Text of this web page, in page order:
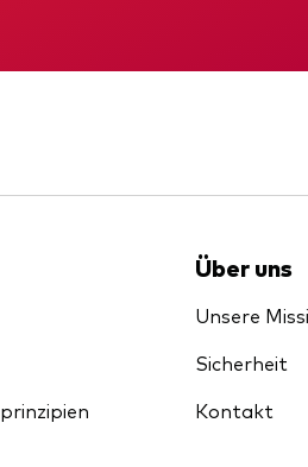
Über uns
Unsere
Sicherheit
Kontakt